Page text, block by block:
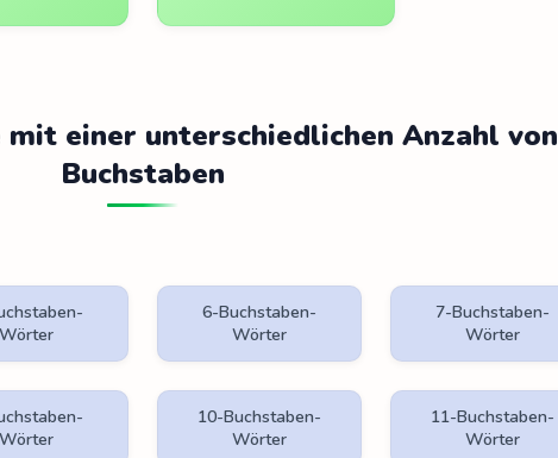
einer unterschiedlichen Anzahl von
Buchstaben
Wörter
6-Buchstaben-
Wörter
7-Buchstaben-
Wörter
Wörter
10-Buchstaben-
Wörter
11-Buchstaben-
Wörter